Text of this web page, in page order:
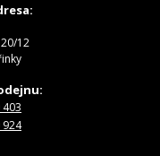
12
924